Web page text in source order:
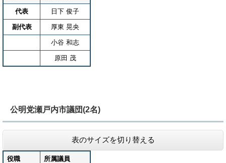
代表 日下 俊子
副代表 厚東 晃央
小谷 和志
原田 茂
公明党瀬戸内市議団(2名)
表のサイズを切り替える
役職 所属議員